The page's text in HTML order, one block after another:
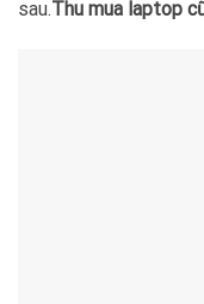
sau.Thu mua laptop